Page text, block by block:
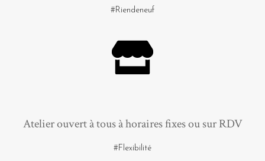
#Riendeneuf
Atelier ouvert à tous à horaires fixes ou sur RDV
#Flexibilité